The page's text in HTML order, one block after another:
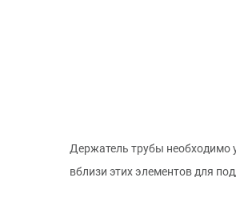
Держатель трубы необходимо
вблизи этих элементов для